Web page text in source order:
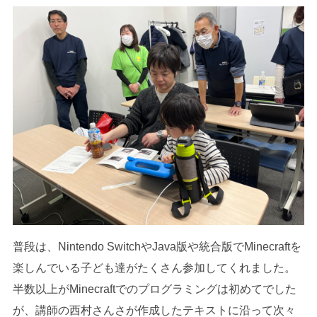
普段は、Nintendo SwitchやJava版や統合版でMinecraftを
楽しんでいる子ども達がたくさん参加してくれました。
半数以上がMinecraftでのプログラミングは初めてでした
が、講師の西村さんさが作成したテキストに沿って次々